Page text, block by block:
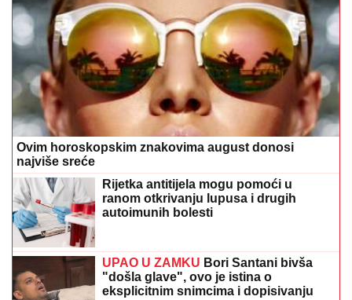
Ovim horoskopskim znakovima august donosi
najviše sreće
Rijetka antitijela mogu pomoći u
ranom otkrivanju lupusa i drugih
autoimunih bolesti
UPAO U ZAMKU Bori Santani bivša
"došla glave", ovo je istina o
eksplicitnim snimcima i dopisivanju